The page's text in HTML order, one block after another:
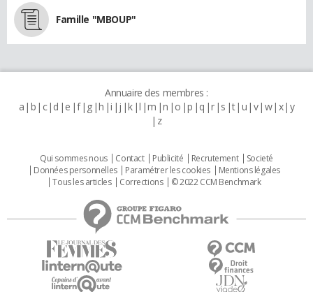
Famille "MBOUP"
Annuaire des membres :
a b c d e f g h i j k l m n o p q r s t u v w x y
z
Qui sommes nous Contact Publicité Recrutement
Societé
Données personnelles
Paramétrer les cookies
Mentions légales
Tous les articles
Corrections © 2022 CCM Benchmark